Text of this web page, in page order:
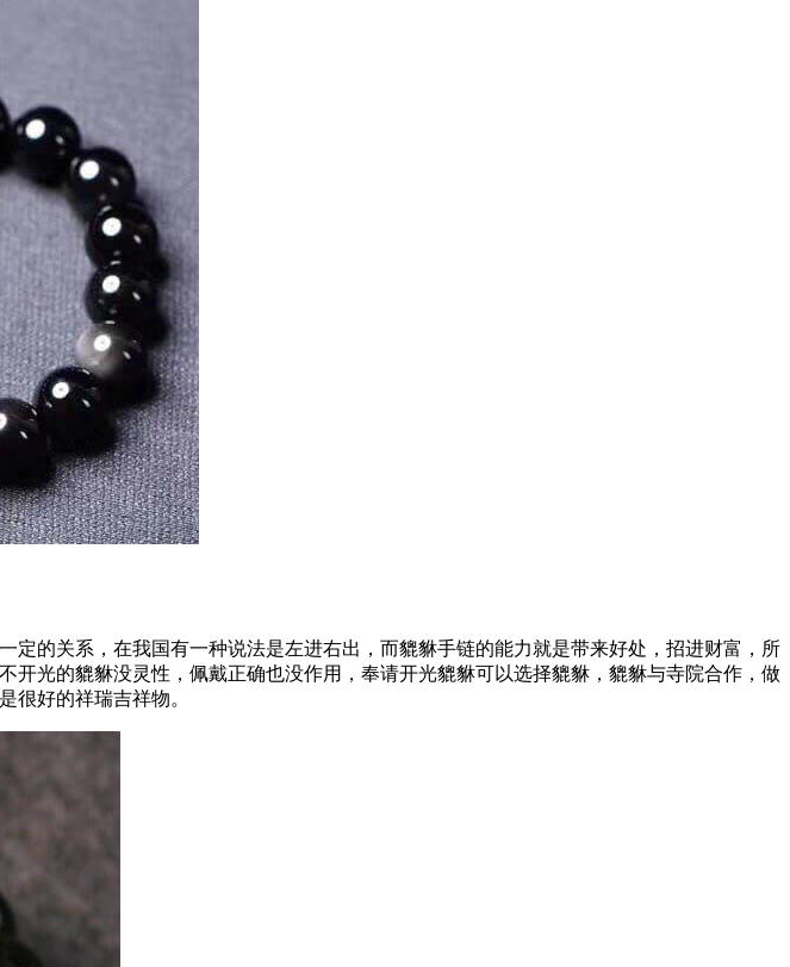
的关系，在我国有一种说法是左进右出，而貔貅手链的能力就是带来好处，招进财富，所
光的貔貅没灵性，佩戴正确也没作用，奉请开光貔貅可以选择貔貅，貔貅与寺院合作，做
很好的祥瑞吉祥物。